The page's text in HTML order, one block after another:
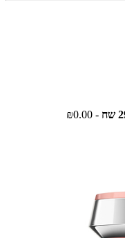
- ₪0.00